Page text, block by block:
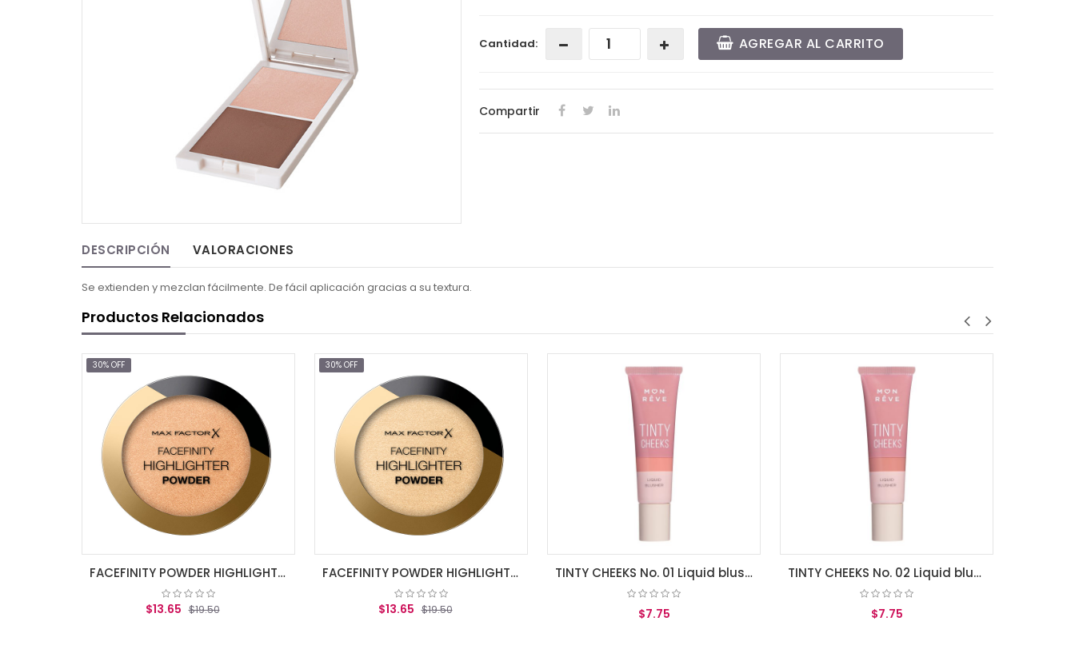
Cantidad: AGREGAR AL CARRITO
Compartir
DESCRIPCIÓN VALORACIONES
Se extienden y mezclan fácilmente. De fácil aplicación gracias a su textura.
Productos Relacionados
FACEFINITY POWDER HIGHLIGHTER BRONZE GLOW 03 FACEFINITY POWDER HIGHLIGHTER GOLDEN HOUR 02
$13.65
TINTY CHEEKS No. 01 Liquid blusher for a healthy, flushed look
$7.75
TINTY CHEEKS No. 02 Liquid blusher for a healthy, flushed look
AGREGAR AL CARRITO